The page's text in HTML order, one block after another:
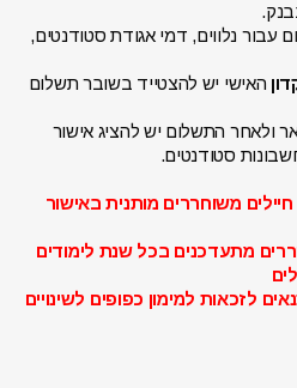
עבור נלווים, דמי אגודת סטודנטים,
האישי יש להצטייד בשובר תשלום
ולאחר התשלום יש להציג אישור
סטודנטים.
משוחררים מותנית באישור
מתעדכנים בכל שנת לימודים
לזכאות למימון כפופים לשינויים